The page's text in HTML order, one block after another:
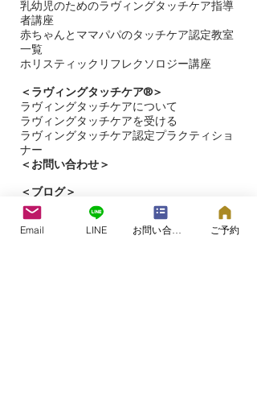
乳幼児のためのラヴィングタッチケア指導
者講座
赤ちゃんとママパパのタッチケア認定教室
一覧
ホリスティックリフレクソロジー講座
＜ラヴィングタッチケア®︎＞
ラヴィングタッチケアについて
ラヴィングタッチケアを受ける​
ラヴィングタッチケア認定プラクティショ
ナー
＜お問い合わせ＞
＜​ ブログ＞
＜タッチケア研究＞
＜ラヴィングタッチケア®プロジェクト＞
Email LINE お問い合わせフォーム ご予約